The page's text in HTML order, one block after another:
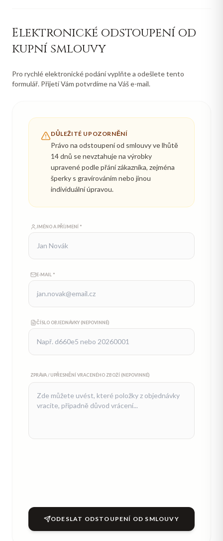
Elektronické odstoupení od
kupní smlouvy
Pro rychlé elektronické podání vyplňte a odešlete tento
formulář. Přijetí Vám potvrdíme na Váš e-mail.
DŮLEŽITÉ UPOZORNĚNÍ
Právo na odstoupení od smlouvy ve lhůtě
14 dnů se nevztahuje na výrobky
upravené podle přání zákazníka, zejména
šperky s gravírováním nebo jinou
individuální úpravou.
JMÉNO A PŘÍJMENÍ *
E-MAIL *
ČÍSLO OBJEDNÁVKY (NEPOVINNÉ)
ZPRÁVA / UPŘESNĚNÍ VRACENÉHO ZBOŽÍ (NEPOVINNÉ)
ODESLAT ODSTOUPENÍ OD SMLOUVY